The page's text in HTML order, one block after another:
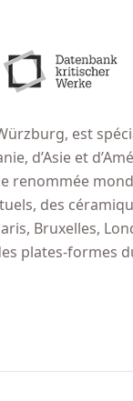
est
d’Asie et
renommée
des
Bruxelles,
plates-formes